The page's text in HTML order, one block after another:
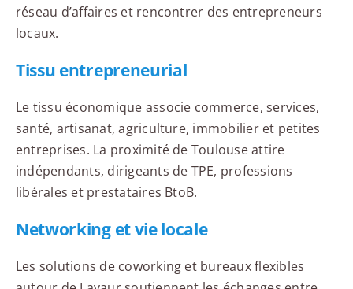
réseau d’affaires et rencontrer des entrepreneurs
locaux.
Tissu entrepreneurial
Le tissu économique associe commerce, services,
santé, artisanat, agriculture, immobilier et petites
entreprises. La proximité de Toulouse attire
indépendants, dirigeants de TPE, professions
libérales et prestataires BtoB.
Networking et vie locale
Les solutions de coworking et bureaux flexibles